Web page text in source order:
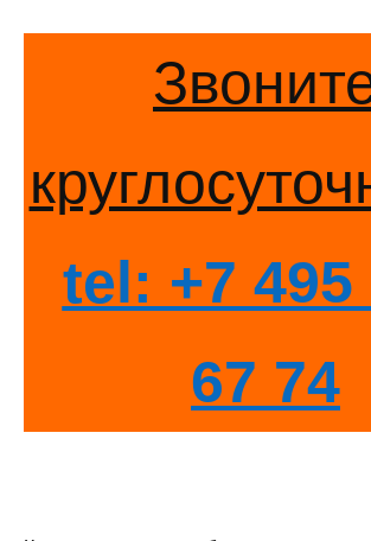
tel: +7 495
67 74